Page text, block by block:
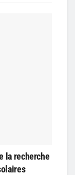
la recherche